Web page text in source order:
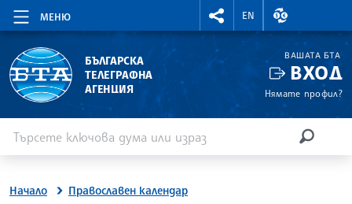
МЕНЮ
RIGHTMENU.SOCIAL
EN
ВАЛУТНИ
БЪЛГАРСКА
ТЕЛЕГРАФНА
АГЕНЦИЯ
ВАШАТА БТА
ВХОД
Нямате профил?
Начало Православен календар